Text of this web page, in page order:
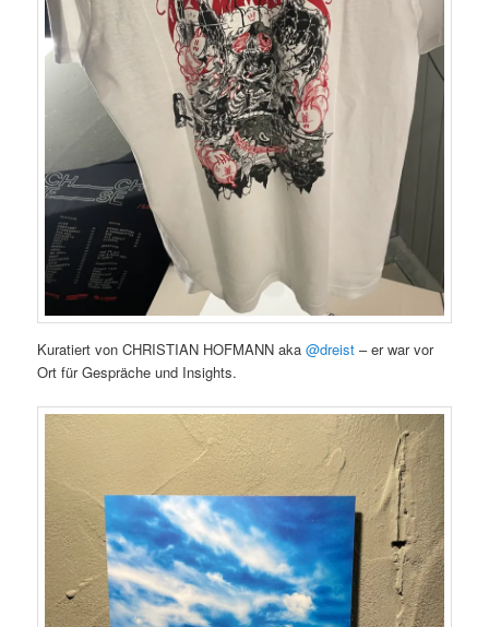
Kuratiert von CHRISTIAN HOFMANN aka@dreist– er war vor
Ort für Gespräche und Insights.